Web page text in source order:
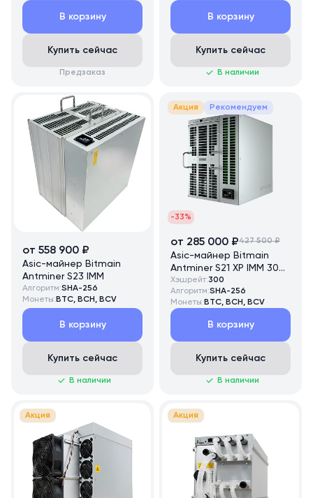
В корзину
Купить сейчас
Предзаказ
В корзину
Купить сейчас
В наличии
от 558 900 ₽
Asic-майнер Bitmain
Antminer S23 IMM
Алгоритм:SHA-256
Монеты:BTC, BCH, BCV
В корзину
Купить сейчас
В наличии
Акция Рекомендуем
-33%
от 285 000 ₽427 500 ₽
Asic-майнер Bitmain
Antminer S21 XP IMM 300
TH/s
Хэшрейт:300
Алгоритм:SHA-256
Монеты: BTC, BCH, BCV
В корзину
Купить сейчас
В наличии
Акция Акция